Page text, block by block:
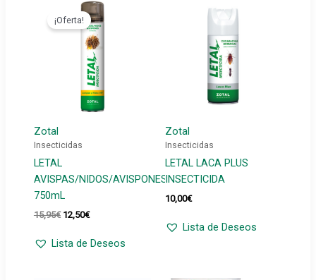
70,00€
Zotal
¡Oferta!
Insecticidas
LETAL
AVISPAS/NIDOS/AVISPONES
750mL
15,95€ El
original
era:
12,50€El
actual
es:
Lista de Deseos
Zotal
Insecticidas
LETAL LACA PLUS
INSECTICIDA
10,00€
Lista de Deseos